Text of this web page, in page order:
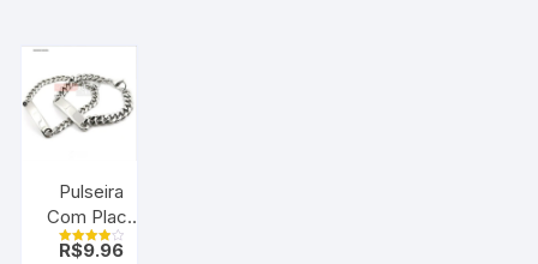
Inoxidável
Pulseira
Com Placa
De Metal
Avaliação
R$9.96